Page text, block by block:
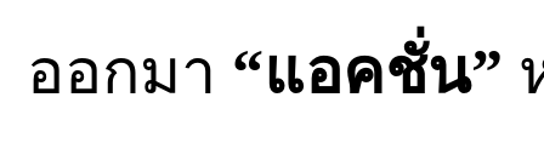
ออกมา “แอคชั่น”